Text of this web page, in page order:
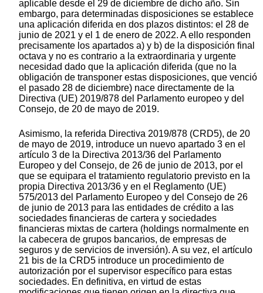
aplicable desde el 29 de diciembre de dicho año. Sin
embargo, para determinadas disposiciones se establece
una aplicación diferida en dos plazos distintos: el 28 de
junio de 2021 y el 1 de enero de 2022. A ello responden
precisamente los apartados a) y b) de la disposición final
octava y no es contrario a la extraordinaria y urgente
necesidad dado que la aplicación diferida (que no la
obligación de transponer estas disposiciones, que venció
el pasado 28 de diciembre) nace directamente de la
Directiva (UE) 2019/878 del Parlamento europeo y del
Consejo, de 20 de mayo de 2019.
Asimismo, la referida Directiva 2019/878 (CRD5), de 20
de mayo de 2019, introduce un nuevo apartado 3 en el
artículo 3 de la Directiva 2013/36 del Parlamento
Europeo y del Consejo, de 26 de junio de 2013, por el
que se equipara el tratamiento regulatorio previsto en la
propia Directiva 2013/36 y en el Reglamento (UE)
575/2013 del Parlamento Europeo y del Consejo de 26
de junio de 2013 para las entidades de crédito a las
sociedades financieras de cartera y sociedades
financieras mixtas de cartera (holdings normalmente en
la cabecera de grupos bancarios, de empresas de
seguros y de servicios de inversión). A su vez, el artículo
21 bis de la CRD5 introduce un procedimiento de
autorización por el supervisor específico para estas
sociedades. En definitiva, en virtud de estas